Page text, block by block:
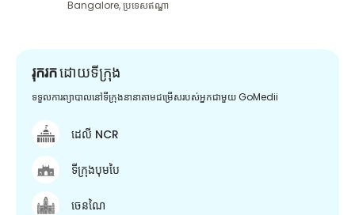
Bangalore,ប្រទេសឥណ្ឌា
រុករកដោយទីក្រុង
ទទួលការព្យាបាលនៅទីក្រុងនានាតាមជម្រើសរបស់អ្នកជាមួយ GoMedii
ដេលី NCR
ទីក្រុងបុមបៃ
ចេនណៃ